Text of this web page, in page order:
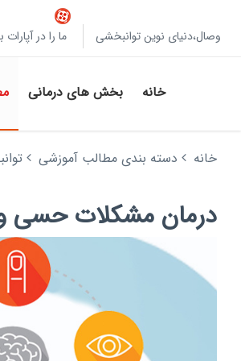
وصال،دنیای نوین توانبخشی ما را در آپارات
خانه بخش های درمانی
خانه دسته بندی مطالب آموزشی
درمان مشکلات حسی